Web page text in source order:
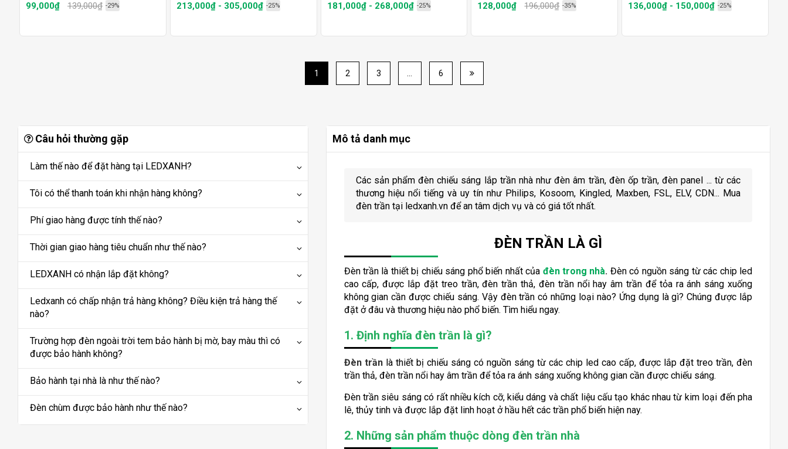
99,000₫ 139,000₫ -29% 213,000₫ - 305,000₫ -25% 181,000₫ - 268,000₫ -25% 128,000₫ 196,000₫ -35% 136,000₫ - 150,000₫ -25%
1 2 3 6
Câu hỏi thường gặp
Làm thế nào để đặt hàng tại LEDXANH?
Tôi có thể thanh toán khi nhận hàng không?
Phí giao hàng được tính thế nào?
Thời gian giao hàng tiêu chuẩn như thế nào?
LEDXANH có nhận lắp đặt không?
Ledxanh có chấp nhận trả hàng không? Điều kiện trả hàng thế
nào?
Trường hợp đèn ngoài trời tem bảo hành bị mờ, bay màu thì có
được bảo hành không?
Bảo hành tại nhà là như thế nào?
Đèn chùm được bảo hành như thế nào?
Mô tả danh mục
Các sản phẩm đèn chiếu sáng lắp trần nhà như đèn âm trần, đèn ốp trần, đèn panel ... từ các
thương hiệu nổi tiếng và uy tín như Philips, Kosoom, Kingled, Maxben, FSL, ELV, CDN... Mua
đèn trần tại ledxanh.vn để an tâm dịch vụ và có giá tốt nhất.
ĐÈN TRẦN LÀ GÌ
Đèn trần là thiết bị chiếu sáng phổ biến nhất của đèn trong nhà. Đèn có nguồn sáng từ các chip led
cao cấp, được lắp đặt treo trần, đèn trần thả, đèn trần nổi hay âm trần để tỏa ra ánh sáng xuống
không gian cần được chiếu sáng. Vậy đèn trần có những loại nào? Ứng dụng là gì? Chúng được lắp
đặt ở đâu và thương hiệu nào phổ biến. Tìm hiểu ngay.
1. Định nghĩa đèn trần là gì?
Đèn trần là thiết bị chiếu sáng có nguồn sáng từ các chip led cao cấp, được lắp đặt treo trần, đèn
trần thả, đèn trần nổi hay âm trần để tỏa ra ánh sáng xuống không gian cần được chiếu sáng.
Đèn trần siêu sáng có rất nhiều kích cỡ, kiểu dáng và chất liệu cấu tạo khác nhau từ kim loại đến pha
lê, thủy tinh và được lắp đặt linh hoạt ở hầu hết các trần phổ biến hiện nay.
2. Những sản phẩm thuộc dòng đèn trần nhà